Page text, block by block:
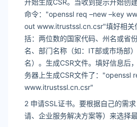
开始生成CSR。当收到提示开始创
命令："openssl req –new –key
out www.itrustssl.cn.csr"填好相关
括：两位数的国家代码、州名或省
名、部门名称（如：IT部或市场部
名）。生成CSR文件。填好信息后
务器上生成CSR文件了："openssl
www.itrustssl.cn.csr"
2 申请SSL证书。要根据自己的需
请、企业服务解决方案等）来选择